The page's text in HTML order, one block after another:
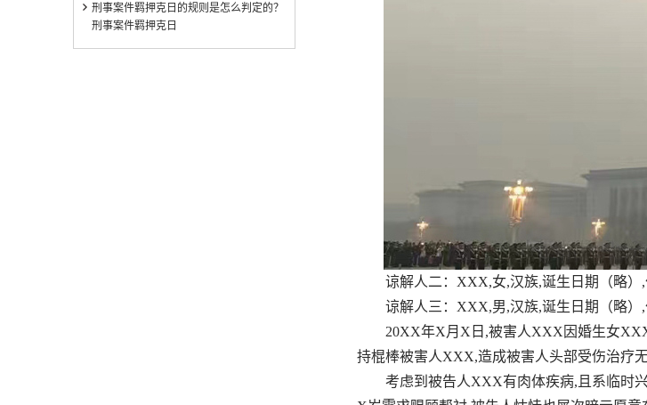
刑事案件羁押克日的规则是怎么判定的？
刑事案件羁押克日
谅解人二：XXX,女,汉族,诞生日期（略）,
谅解人三：XXX,男,汉族,诞生日期（略）,
20XX年X月X日,被害人XXX因婚生女XXX
持棍棒被害人XXX,造成被害人头部受伤治疗无
考虑到被告人XXX有肉体疾病,且系临时兴